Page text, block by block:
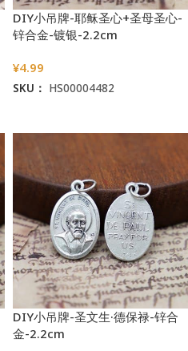
DIY小吊牌-耶稣圣心+圣母圣心-
锌合金-镀银-2.2cm
¥4.99
SKU： HS00004482
DIY小吊牌-圣文生·德保禄-锌合
金-2.2cm